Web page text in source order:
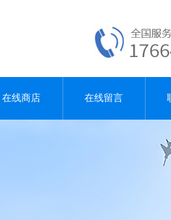
在线商店 在线留言